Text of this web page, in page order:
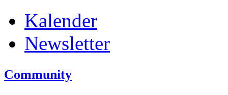
Kalender
Newsletter
Community